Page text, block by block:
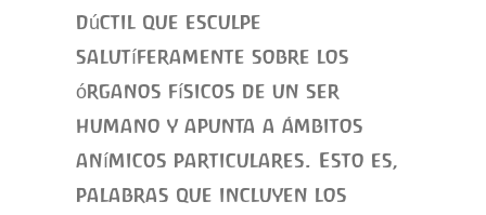
dúctil que esculpe
salutíferamente sobre los
órganos físicos de un ser
humano y apunta a ámbitos
anímicos particulares. Esto es,
palabras que incluyen los